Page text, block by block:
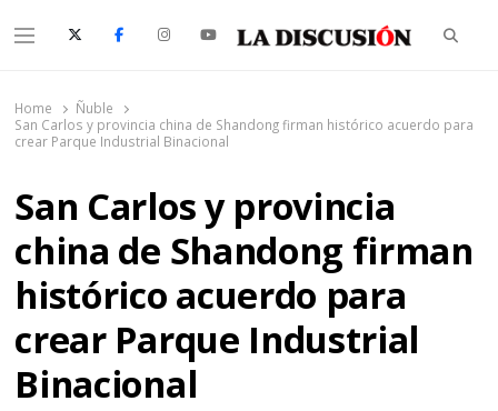
Menu
Home
Ñuble
San Carlos y provincia china de Shandong firman histórico acuerdo para
crear Parque Industrial Binacional
San Carlos y provincia
china de Shandong firman
histórico acuerdo para
crear Parque Industrial
Binacional